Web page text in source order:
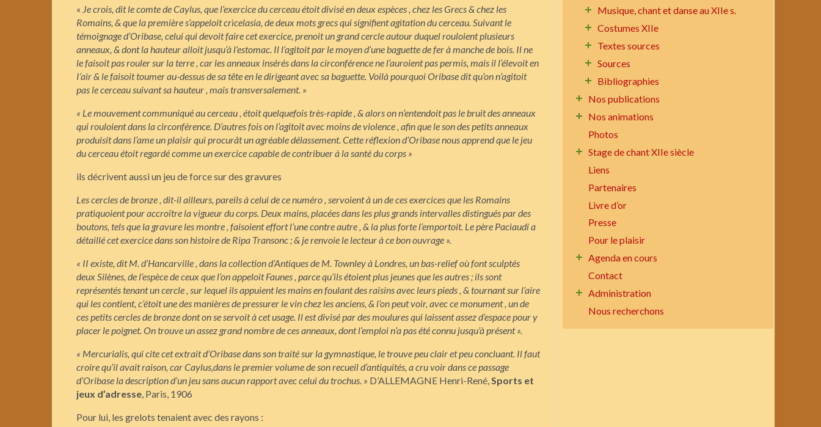
« Je crois, dit le comte de Caylus, que l’exercice du cerceau étoit divisé en deux espèces , chez les Grecs & chez les
Romains, & que la première s’appeloitcrìcelasia, de deux mots grecs qui signifient agitation ducerceau. Suivant le
témoignage d’Oribase, celui qui devoit faire cet exercice, prenoit un grand cercle autour duquel rouloient plusieurs
anneaux, & dont la hauteur alloit jusqu’à l’estomac. Il l’agitoit par le moyen d’une baguette de fer à manche de bois. Il ne
le faisoit pas rouler sur la terre , car les anneaux insérés dans la circonférence ne l’auroient pas permis, mais il l’élevoit en
I’air & le faisoit toumer au-dessus de sa tête en le dirigeant avec sa baguette. Voilà pourquoi Oribase dit qu’on n’agitoit
pas lecerceau suivant sa hauteur , mais transversalement. »
« Le mouvement communiqué aucerceau , étoit quelquefois très-rapide , & alors on n’entendoit pas le bruit des anneaux
qui rouloient dans la circonférence. D’autres fois on l’agitoit avec moins de violence , afin que le son des petits anneaux
produisit dans l’ame un plaisir qui procurât un agréable délassement. Cette réflexion d’Oribase nous apprend que le jeu
ducerceau étoit regardé comme un exercice capable de contribuer à la santé du corps »
ils décrivent aussi un jeu de force sur des gravures
Les cercles de bronze , dit-il ailleurs, pareils à celui de ce numéro , servoient à un de ces exercices que les Romains
pratiquoient pour accroître la vigueur du corps. Deux mains, placées dans les plus grands intervalles distingués par des
boutons, tels que la gravure les montre , faisoient effort l’une contre autre , & la plus forte l’emportoit. Le père Paciaudi a
détaillé cet exercice dans son histoire de Ripa Transonc ; & je renvoie le lecteur à ce bon ouvrage ».
« II existe, dit M. d’Hancarville , dans la collection d’Antiques de M. Townley à Londres, un bas-relief où font sculptés
deux Silènes, de l’espèce de ceux que l’on appeloitFaunes , parce qu’ils étoient plus jeunes que les autres ; ils sont
représentés tenant uncercle , sur lequel ils appuient les mains en foulant des raisins avec leurs pieds , & tournant sur l’aire
qui les contient, c’étoit une des manières de pressurer le vin chez les anciens, & l’on peut voir, avec ce monument , un de
ces petitscercles de bronze dont on se servoit à cet usage. Il est divisé par desmoulures qui laissent assez d’espace pour y
placer le poignet. On trouve un assez grand nombre de ces anneaux, dont l’emploi n’a pas été connu jusqu’à présent ».
« Mercurialis, qui cite cet extrait d’Oribase dans son traité sur la gymnastique, le trouve peu clair et peu concluant. Il faut
croire qu’il avait raison, car Caylus,dans le premier volume de son recueil d’antiquités, a cru voir dans ce passage
d’Oribase la description d’un jeu sans aucun rapport avec celui du trochus. » D’ALLEMAGNE Henri-René,Sports et
jeux d’adresse, Paris, 1906
Pour lui, les grelots tenaient avec des rayons :
Musique, chant et danse au XIIe s.
Costumes XIIe
Textes sources
Sources
Bibliographies
Nos publications
Nos animations
Photos
Stage de chant XIIe siècle
Liens
Partenaires
Livre d’or
Presse
Pour le plaisir
Agenda en cours
Contact
Administration
Nous recherchons